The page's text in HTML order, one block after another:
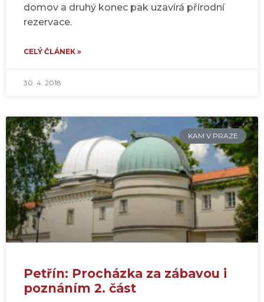
domov a druhý konec pak uzavírá přírodní
rezervace.
CELÝ ČLÁNEK »
30. 4. 2018
KAM V PRAZE
Petřín: Procházka za zábavou i
poznáním 2. část